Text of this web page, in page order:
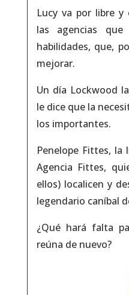
Lucy va por libre y
las agencias que
habilidades, que,
mejorar.
Un día Lockwood
le dice que la
los importantes.
Penelope Fittes, la
Agencia Fittes,
ellos) localicen y
legendario caníbal
¿Qué hará falta
reúna de nuevo?